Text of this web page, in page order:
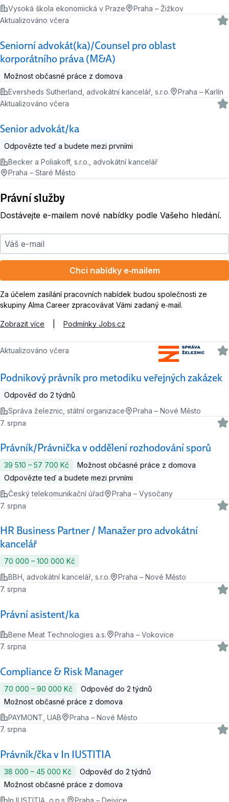
Vysoká škola ekonomická v Praze Praha – Žižkov
Seniorní advokát(ka)/Counsel pro oblast
korporátního práva (M&A)
Aktualizováno včera
Možnost občasné práce z domova
Eversheds Sutherland, advokátní kancelář, s.r.o.
Praha – Karlín
Senior advokát/ka
Aktualizováno včera
Odpovězte teď a budete mezi prvními
Becker a Poliakoff, s.r.o., advokátní kancelář
Praha – Staré Město
Právní služby
Dostávejte e-mailem nové nabídky podle Vašeho hledání.
Váš e-mail
Chci nabídky e‑mailem
Za účelem zasílání pracovních nabídek budou společnosti ze
skupiny Alma Career zpracovávat Vámi zadaný e‑mail.
Zobrazit více Podmínky Jobs.cz
Podnikový právník pro metodiku veřejných zakázek
Aktualizováno včera
Odpověď do 2 týdnů
Správa železnic, státní organizace
Praha – Nové Město
Právník/Právnička v oddělení rozhodování sporů
7. srpna
39 510 ‍–‍ 57 700 Kč
Možnost občasné práce z domova
Odpovězte teď a budete mezi prvními
Český telekomunikační úřad
Praha – Vysočany
HR Business Partner / Manažer pro advokátní
kancelář
7. srpna
70 000 ‍–‍ 100 000 Kč
BBH, advokátní kancelář, s.r.o.
Praha – Nové Město
Právní asistent/ka
7. srpna
Bene Meat Technologies a.s. Praha – Vokovice
Compliance & Risk Manager
7. srpna
70 000 ‍–‍ 90 000 Kč
Odpověď do 2 týdnů
Možnost občasné práce z domova
PAYMONT, UAB
Praha – Nové Město
Právník/čka v In IUSTITIA
7. srpna
38 000 ‍–‍ 45 000 Kč
Odpověď do 2 týdnů
Možnost občasné práce z domova
In IUSTITIA, o.p.s.
Praha – Dejvice